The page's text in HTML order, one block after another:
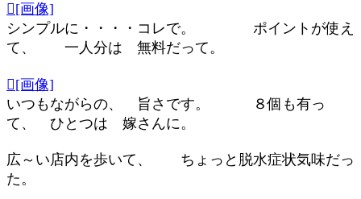
[画像]
シンプルに・・・・コレで。 ポイントが使え
て、 一人分は 無料だって。
[画像]
いつもながらの、 旨さです。 ８個も有っ
て、 ひとつは 嫁さんに。
広～い店内を歩いて、 ちょっと脱水症状気味だっ
た。